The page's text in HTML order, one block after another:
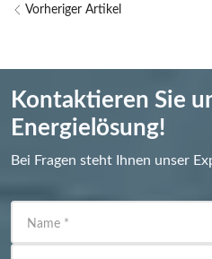
Vorheriger Artikel
Kontaktieren Sie
Energielösung!
Bei Fragen steht Ihnen unser
Name *